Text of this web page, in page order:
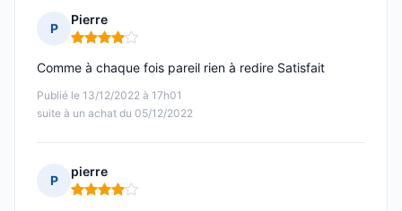
P
Pierre
Note : 4 sur 5
Publié le 13/12/2022 à 17h01
suite à un achat du 05/12/2022
Comme à chaque fois pareil rien à redire Satisfait
P
pierre
Note : 4 sur 5